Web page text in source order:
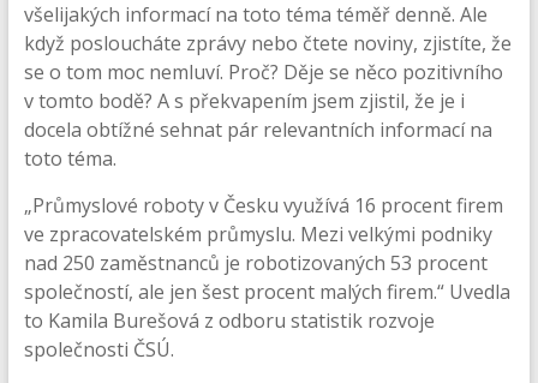
všelijakých informací na toto téma téměř denně. Ale
když posloucháte zprávy nebo čtete noviny, zjistíte, že
se o tom moc nemluví. Proč? Děje se něco pozitivního
v tomto bodě? A s překvapením jsem zjistil, že je i
docela obtížné sehnat pár relevantních informací na
toto téma.
„Průmyslové roboty v Česku využívá 16 procent firem
ve zpracovatelském průmyslu. Mezi velkými podniky
nad 250 zaměstnanců je robotizovaných 53 procent
společností, ale jen šest procent malých firem.“ Uvedla
to Kamila Burešová z odboru statistik rozvoje
společnosti ČSÚ.